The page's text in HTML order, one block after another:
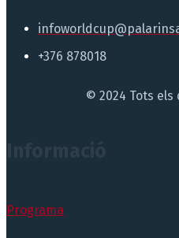
+376 878018
© 2024 Tots
Programa